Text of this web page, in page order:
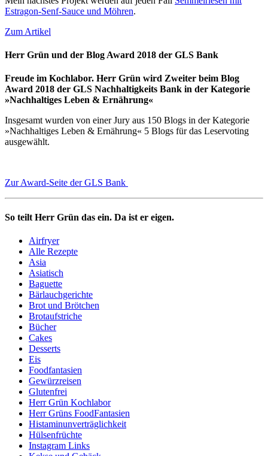
Estragon-Senf-Sauce und Möhren.
Zum Artikel
Herr Grün und der Blog Award 2018 der GLS Bank
Freude im Kochlabor. Herr Grün wird Zweiter beim Blog
Award 2018 der GLS Nachhaltigkeits Bank in der Kategorie
»Nachhaltiges Leben & Ernährung«
Insgesamt wurden von einer Jury aus 150 Blogs in der Kategorie
»Nachhaltiges Leben & Ernährung« 5 Blogs für das Leservoting
ausgewählt.
Zur Award-Seite der GLS Bank
So teilt Herr Grün das ein. Da ist er eigen.
Airfryer
Alle Rezepte
Asia
Asiatisch
Baguette
Bärlauchgerichte
Brot und Brötchen
Brotaufstriche
Bücher
Cakes
Desserts
Eis
Foodfantasien
Gewürzreisen
Glutenfrei
Herr Grün Kochlabor
Herr Grüns FoodFantasien
Histaminunverträglichkeit
Hülsenfrüchte
Instagram Links